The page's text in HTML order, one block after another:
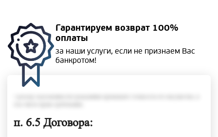
Гарантируем возврат 100%
оплаты
за наши услуги, если не признаем Вас
банкротом!
п. 6.5 Договора: